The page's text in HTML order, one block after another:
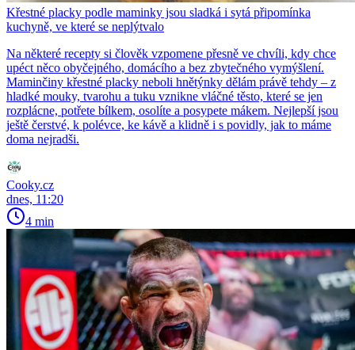
Křestné placky podle maminky jsou sladká i sytá připomínka
kuchyně, ve které se neplýtvalo
Na některé recepty si člověk vzpomene přesně ve chvíli, kdy chce
upéct něco obyčejného, domácího a bez zbytečného vymýšlení.
Maminčiny křestné placky neboli hnětýnky dělám právě tehdy – z
hladké mouky, tvarohu a tuku vznikne vláčné těsto, které se jen
rozplácne, potřete bílkem, osolíte a posypete mákem. Nejlepší jsou
ještě čerstvé, k polévce, ke kávě a klidně i s povidly, jak to máme
doma nejradši.
Cooky.cz
dnes, 11:20
4 min